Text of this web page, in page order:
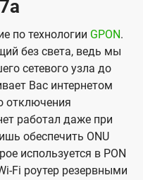
по технологии GPON.
без света, ведь мы
сетевого узла до
Вас интернетом
отключения
работал даже при
обеспечить ONU
используется в PON
Fi роутер резервными